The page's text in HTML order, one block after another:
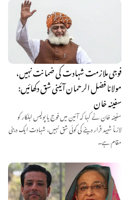
فوجی ملازمت شہادت کی ضمانت نہیں،
مولانا فضل الرحمان آئینی شق دکھائیں:
سفینہ خان
سفینہ خان نے کہا کہ آئین میں فوج یا پولیس اہلکار کو
لازماً شہید قرار دینے کی کوئی شق نہیں، شہادت ایک دینی
مقام ہے۔